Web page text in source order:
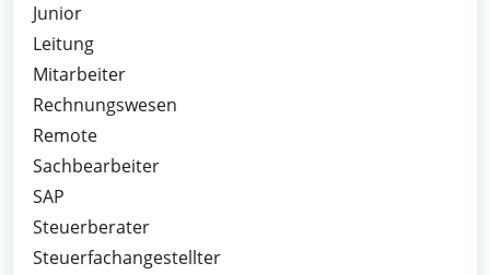
Junior
Leitung
Mitarbeiter
Rechnungswesen
Remote
Sachbearbeiter
SAP
Steuerberater
Steuerfachangestellter